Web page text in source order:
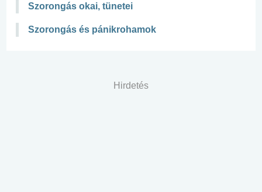
Szorongás okai, tünetei
Szorongás és pánikrohamok
Hirdetés